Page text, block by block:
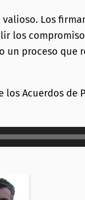
Los
los
un proceso
Acuerdos de